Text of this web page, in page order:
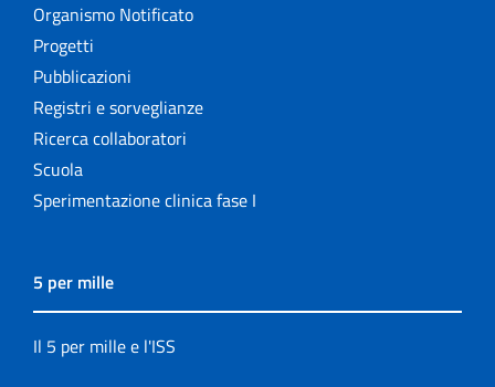
Organismo Notificato
Progetti
Pubblicazioni
Registri e sorveglianze
Ricerca collaboratori
Scuola
Sperimentazione clinica fase I
5 per mille
Il 5 per mille e l'ISS